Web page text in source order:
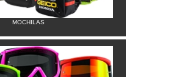
MOCHILAS